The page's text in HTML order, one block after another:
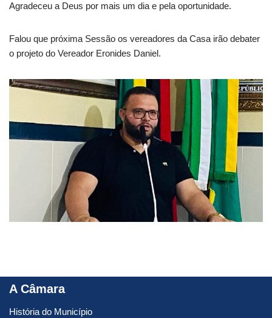
Agradeceu a Deus por mais um dia e pela oportunidade.
Falou que próxima Sessão os vereadores da Casa irão debater
o projeto do Vereador Eronides Daniel.
A Câmara
História do Município